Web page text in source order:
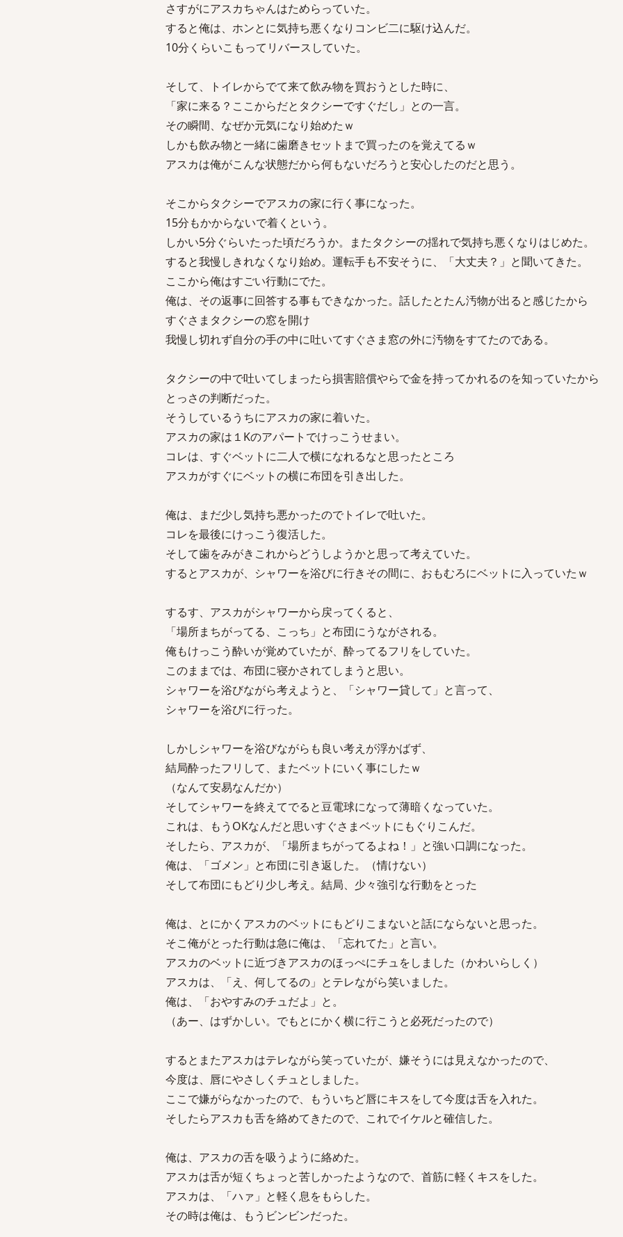
さすがにアスカちゃんはためらっていた。
すると俺は、ホンとに気持ち悪くなりコンビ二に駆け込んだ。
10分くらいこもってリバースしていた。
そして、トイレからでて来て飲み物を買おうとした時に、
「家に来る？ここからだとタクシーですぐだし」との一言。
その瞬間、なぜか元気になり始めたｗ
しかも飲み物と一緒に歯磨きセットまで買ったのを覚えてるｗ
アスカは俺がこんな状態だから何もないだろうと安心したのだと思う。
そこからタクシーでアスカの家に行く事になった。
15分もかからないで着くという。
しかい5分ぐらいたった頃だろうか。またタクシーの揺れで気持ち悪くなりはじめた。
すると我慢しきれなくなり始め。運転手も不安そうに、「大丈夫？」と聞いてきた。
ここから俺はすごい行動にでた。
俺は、その返事に回答する事もできなかった。話したとたん汚物が出ると感じたから
すぐさまタクシーの窓を開け
我慢し切れず自分の手の中に吐いてすぐさま窓の外に汚物をすてたのである。
タクシーの中で吐いてしまったら損害賠償やらで金を持ってかれるのを知っていたから
とっさの判断だった。
そうしているうちにアスカの家に着いた。
アスカの家は１Kのアパートでけっこうせまい。
コレは、すぐベットに二人で横になれるなと思ったところ
アスカがすぐにベットの横に布団を引き出した。
俺は、まだ少し気持ち悪かったのでトイレで吐いた。
コレを最後にけっこう復活した。
そして歯をみがきこれからどうしようかと思って考えていた。
するとアスカが、シャワーを浴びに行きその間に、おもむろにベットに入っていたｗ
するす、アスカがシャワーから戻ってくると、
「場所まちがってる、こっち」と布団にうながされる。
俺もけっこう酔いが覚めていたが、酔ってるフリをしていた。
このままでは、布団に寝かされてしまうと思い。
シャワーを浴びながら考えようと、「シャワー貸して」と言って、
シャワーを浴びに行った。
しかしシャワーを浴びながらも良い考えが浮かばず、
結局酔ったフリして、またベットにいく事にしたｗ
（なんて安易なんだか）
そしてシャワーを終えてでると豆電球になって薄暗くなっていた。
これは、もうOKなんだと思いすぐさまベットにもぐりこんだ。
そしたら、アスカが、「場所まちがってるよね！」と強い口調になった。
俺は、「ゴメン」と布団に引き返した。（情けない）
そして布団にもどり少し考え。結局、少々強引な行動をとった
俺は、とにかくアスカのベットにもどりこまないと話にならないと思った。
そこ俺がとった行動は急に俺は、「忘れてた」と言い。
アスカのベットに近づきアスカのほっぺにチュをしました（かわいらしく）
アスカは、「え、何してるの」とテレながら笑いました。
俺は、「おやすみのチュだよ」と。
（あー、はずかしい。でもとにかく横に行こうと必死だったので）
するとまたアスカはテレながら笑っていたが、嫌そうには見えなかったので、
今度は、唇にやさしくチュとしました。
ここで嫌がらなかったので、もういちど唇にキスをして今度は舌を入れた。
そしたらアスカも舌を絡めてきたので、これでイケルと確信した。
俺は、アスカの舌を吸うように絡めた。
アスカは舌が短くちょっと苦しかったようなので、首筋に軽くキスをした。
アスカは、「ハァ」と軽く息をもらした。
その時は俺は、もうビンビンだった。